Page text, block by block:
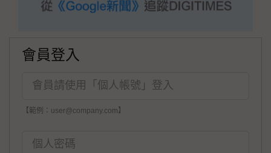
會員登入
【範例：user@company.com】